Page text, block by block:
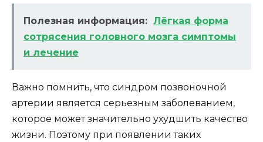
Полезная информация: Лёгкая форма
сотрясения головного мозга симптомы
и лечение
Важно помнить, что синдром позвоночной
артерии является серьезным заболеванием,
которое может значительно ухудшить качество
жизни. Поэтому при появлении таких